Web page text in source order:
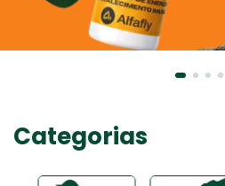
Categorias